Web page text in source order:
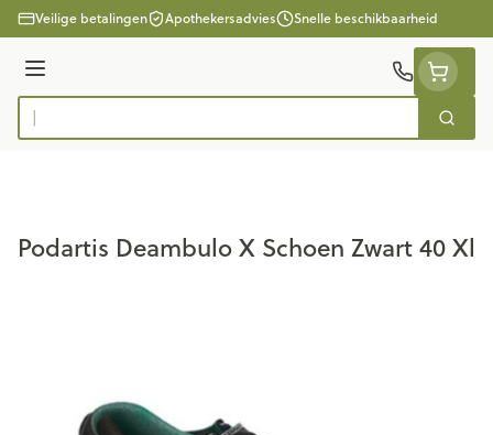
Ga naar de inhoud
Veilige betalingen Apothekersadvies Snelle beschikbaarheid
Menu
Product, merk, categorie... Zoek
Podartis Deambulo X Schoen Zwart 40 Xl